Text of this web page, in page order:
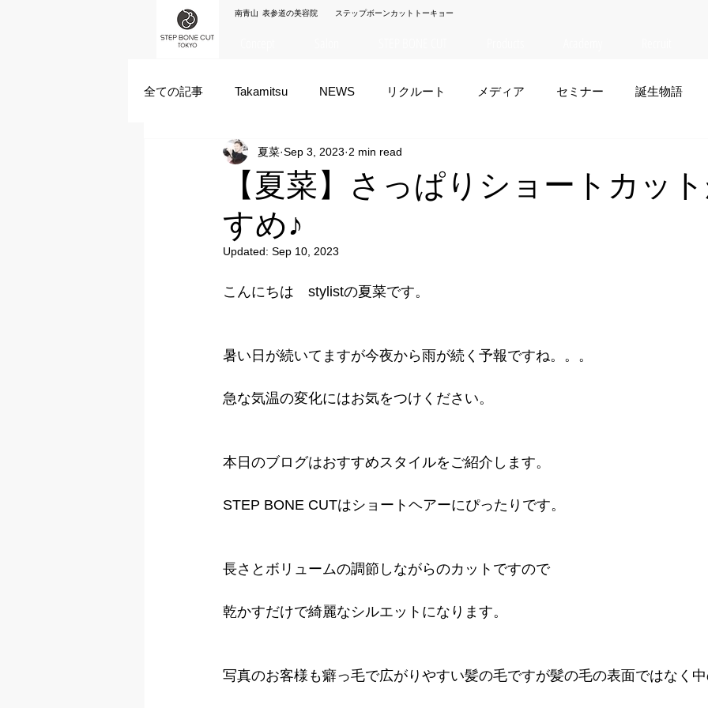
南青山 表参道の美容院 ステップボーンカットトーキョー
全ての記事 Takamitsu NEWS リクルート メディア セミナー 誕生物語
Akane Kanda HAYATO 夏菜
ズシヒロヤ 竹原拓摩
【夏菜】さっぱりショートカッ
すめ♪
夏菜 Sep 3, 2023 2 min read
Updated: Sep 10, 2023
こんにちは　stylistの夏菜です。
暑い日が続いてますが今夜から雨が続く予報ですね。。。
急な気温の変化にはお気をつけください。
本日のブログはおすすめスタイルをご紹介します。
STEP BONE CUTはショートヘアーにぴったりです。
長さとボリュームの調節しながらのカットですので
乾かすだけで綺麗なシルエットになります。
写真のお客様も癖っ毛で広がりやすい髪の毛ですが髪の毛の表面ではなく